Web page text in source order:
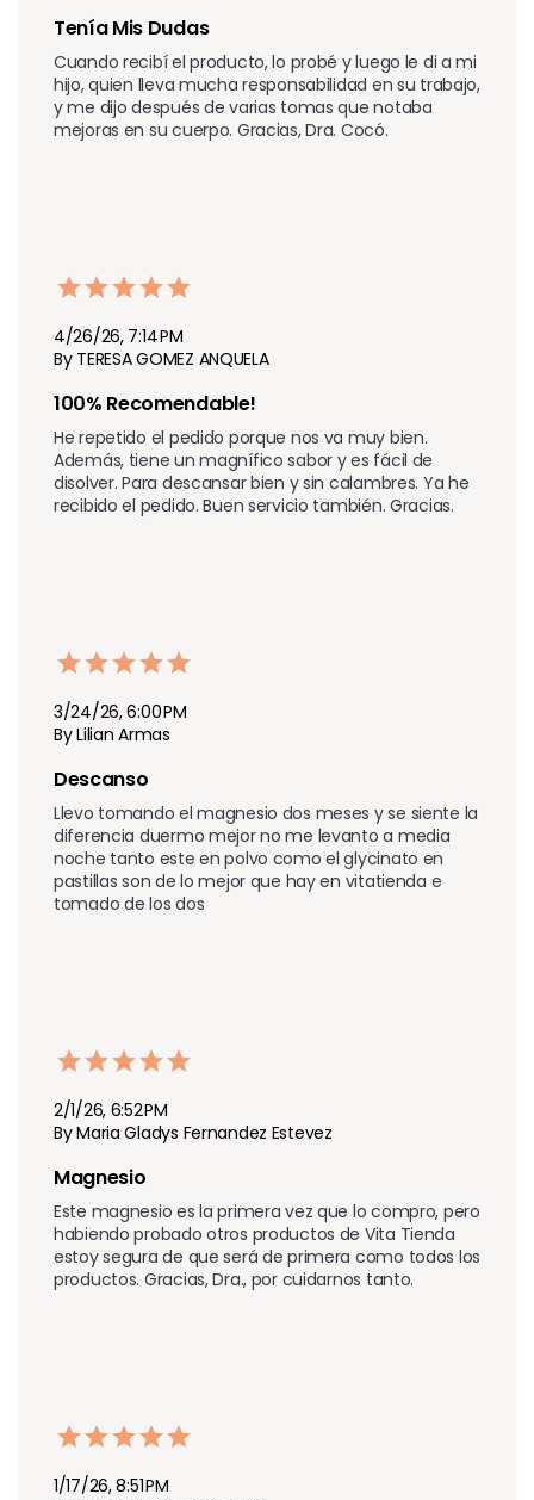
Tenía Mis Dudas
Cuando recibí el producto, lo probé y luego le di a mi
hijo, quien lleva mucha responsabilidad en su trabajo,
y me dijo después de varias tomas que notaba
mejoras en su cuerpo. Gracias, Dra. Cocó.
4/26/26, 7:14 PM
By TERESA GOMEZ ANQUELA
100% Recomendable!
He repetido el pedido porque nos va muy bien.
Además, tiene un magnífico sabor y es fácil de
disolver. Para descansar bien y sin calambres. Ya he
recibido el pedido. Buen servicio también. Gracias.
3/24/26, 6:00 PM
By Lilian Armas
Descanso
Llevo tomando el magnesio dos meses y se siente la
diferencia duermo mejor no me levanto a media
noche tanto este en polvo como el glycinato en
pastillas son de lo mejor que hay en vitatienda e
tomado de los dos
2/1/26, 6:52 PM
By Maria Gladys Fernandez Estevez
Magnesio
Este magnesio es la primera vez que lo compro, pero
habiendo probado otros productos de Vita Tienda
estoy segura de que será de primera como todos los
productos. Gracias, Dra., por cuidarnos tanto.
1/17/26, 8:51 PM